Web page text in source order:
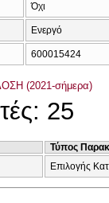
Όχι
Ενεργό
600015424
(2021-σήμερα)
25
Τύπος
Επιλογής